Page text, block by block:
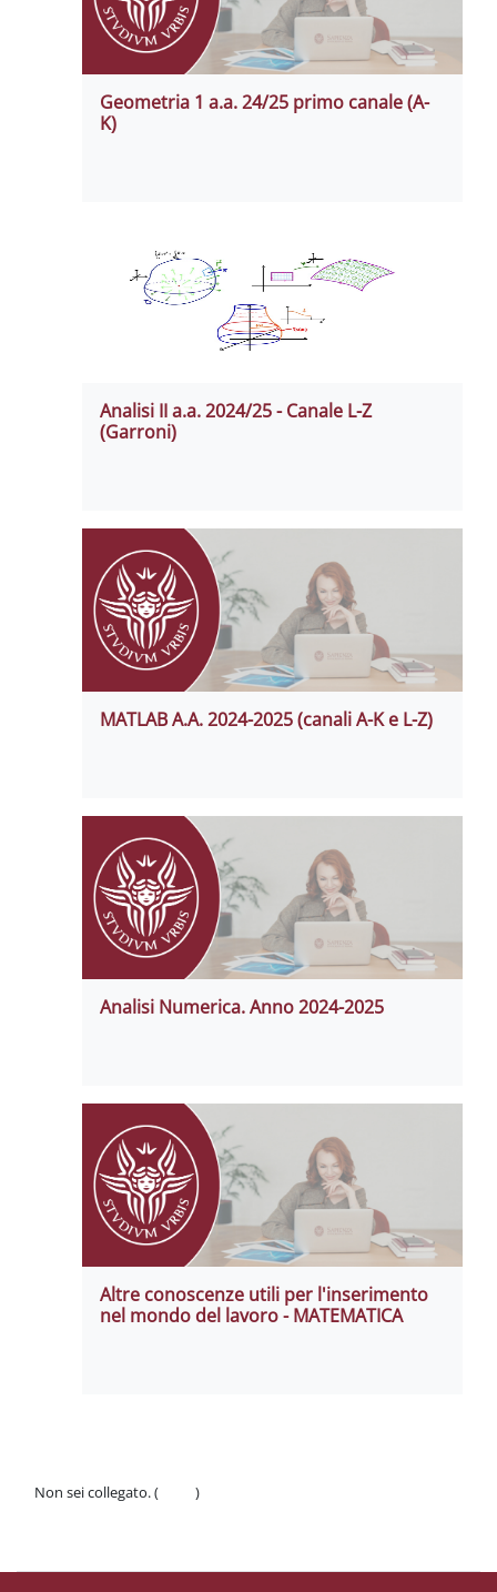
Geometria 1 a.a. 24/25 primo canale (A-
K)
Analisi II a.a. 2024/25 - Canale L-Z
(Garroni)
MATLAB A.A. 2024-2025 (canali A-K e L-Z)
Analisi Numerica. Anno 2024-2025
Altre conoscenze utili per l'inserimento
nel mondo del lavoro - MATEMATICA
Non sei collegato. (
)